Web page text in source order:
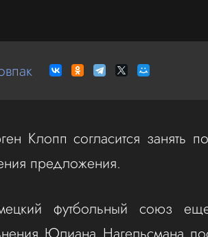
Клопп согласится занять
предложения.
футбольный союз